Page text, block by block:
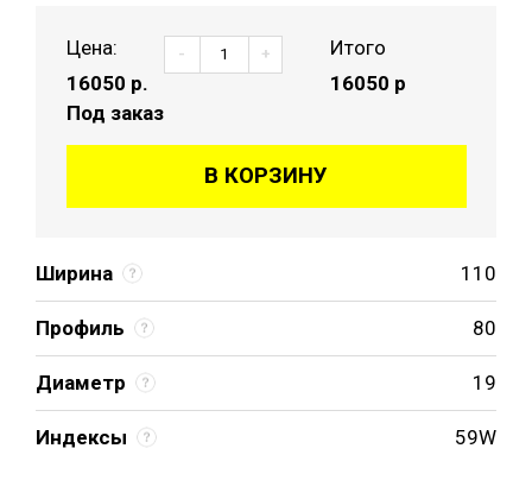
Ширина 110
Профиль 80
Диаметр 19
Индексы 59W
Цена:
16050 р.
Под заказ
- +
Итого
16050 р
В КОРЗИНУ